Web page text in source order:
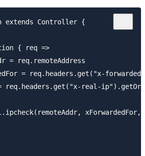
extends Controller {
{ req =>
= req.remoteAddress
= req.headers.get("x-
req.headers.get("x-real-
xForwardedFor,